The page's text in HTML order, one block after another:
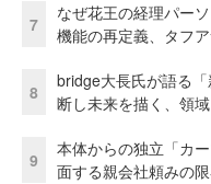
7
なぜ花王の経理パー
機能の再定義、タフ
8
bridge大長氏が語る
断し未来を描く、領
9
本体からの独立「カ
面する親会社頼みの